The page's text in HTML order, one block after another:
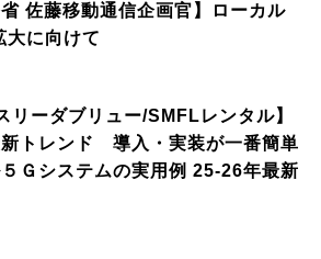
省 佐藤移動通信企画官】ローカル
大に向けて
リーダブリュー/SMFLレンタル】
新トレンド 導入・実装が一番簡単
Ｇシステムの実用例 25-26年最新